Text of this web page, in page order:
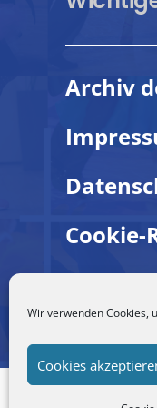
Wir verwenden Cookies,
Cookies
Archiv
Cookie-